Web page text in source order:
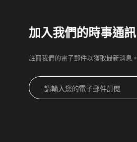
加入我們的時事通訊
註冊我們的電子郵件以獲取最新消息。